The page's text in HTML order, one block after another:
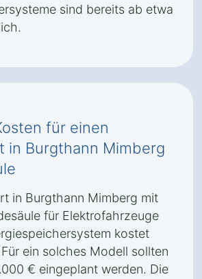
sind bereits ab etwa
für einen
in Burgthann Mimberg
in Burgthann Mimberg mit
für Elektrofahrzeuge
kostet
ein solches Modell sollten
€ eingeplant werden. Die